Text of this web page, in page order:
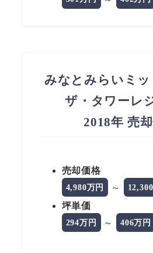
みなとみらいミ
ザ・タワーレ
2018年 売
売却価格
4,980万円 ～
坪単価
294万円 ～ 406万円